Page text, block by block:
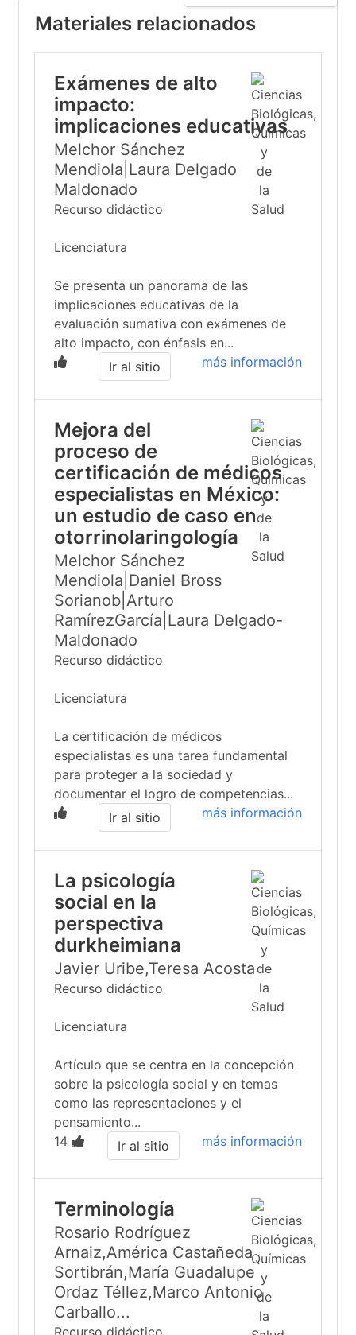
Materiales relacionados
Exámenes de alto
impacto:
implicaciones educativas
Melchor Sánchez
Mendiola|Laura Delgado
Maldonado
Recurso didáctico
Licenciatura
Se presenta un panorama de las
implicaciones educativas de la
evaluación sumativa con exámenes de
alto impacto, con énfasis en...
más información
Ir al sitio
Mejora del
proceso de
certificación de médicos
especialistas en México:
un estudio de caso en
otorrinolaringología
Melchor Sánchez
Mendiola|Daniel Bross
Sorianob|Arturo
RamírezGarcía|Laura Delgado-
Maldonado
Recurso didáctico
Licenciatura
La certificación de médicos
especialistas es una tarea fundamental
para proteger a la sociedad y
documentar el logro de competencias...
más información
Ir al sitio
La psicología
social en la
perspectiva
durkheimiana
Javier Uribe,Teresa Acosta
Recurso didáctico
Licenciatura
Artículo que se centra en la concepción
sobre la psicología social y en temas
como las representaciones y el
pensamiento...
14
más información
Ir al sitio
Terminología
Rosario Rodríguez
Arnaiz,América Castañeda
Sortibrán,María Guadalupe
Ordaz Téllez,Marco Antonio
Carballo...
Recurso didáctico